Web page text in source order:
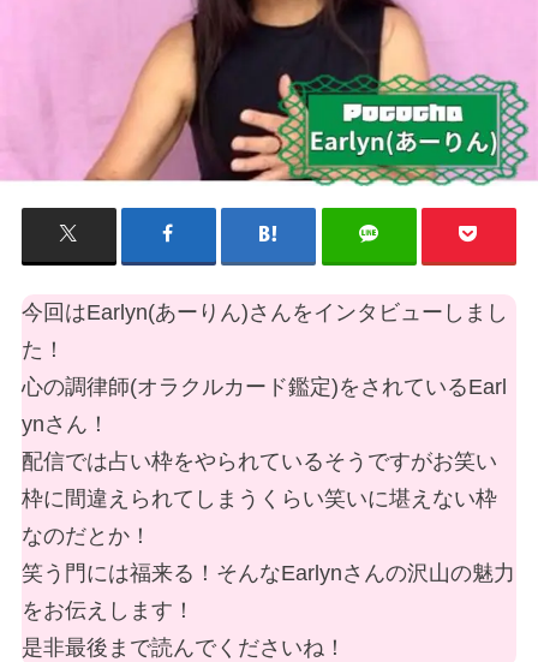
今回はEarlyn(あーりん)さんをインタビューしまし
た！
心の調律師(オラクルカード鑑定)をされているEarl
ynさん！
配信では占い枠をやられているそうですがお笑い
枠に間違えられてしまうくらい笑いに堪えない枠
なのだとか！
笑う門には福来る！そんなEarlynさんの沢山の魅力
をお伝えします！
是非最後まで読んでくださいね！